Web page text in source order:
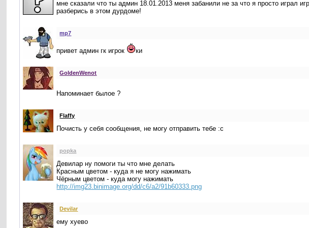
мне сказали что ты админ 18.01.2013 меня забанили не за что я просто играл
разберись в этом дурдоме!
mp7
привет админ гк игрок ки
GoldenWenot
Напоминает былое ?
Flaffy
Почисть у себя сообщения, не могу отправить тебе :с
popka
Девилар ну помоги ты что мне делать
Красным цветом - куда я не могу нажимать
Чёрным цветом - куда могу нажимать
http://img23.binimage.org/dd/c6/a2/91b60333.png
Devilar
ему хуево